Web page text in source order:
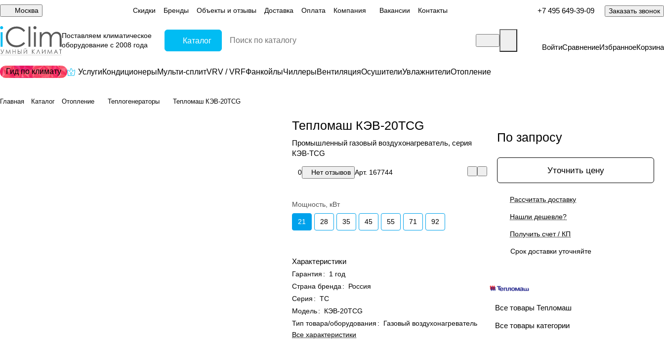
Москва Скидки Бренды Объекты и отзывы Доставка Оплата Компания Вакансии Контакты +7 495 649-39-09 Заказать звонок
Поставляем климатическое
оборудование с 2008 года
Каталог
ВойтиСравнениеИзбранноеКорзина
Гид по климату УслугиКондиционерыМульти-сплитVRV / VRFФанкойлыЧиллерыВентиляцияОсушителиУвлажнителиОтопление
Главная Каталог Отопление Теплогенераторы Тепломаш КЭВ-20TCG
Тепломаш КЭВ-20TCG
Промышленный газовый воздухонагреватель, серия
КЭВ-TCG
0 Нет отзывов Арт. 167744
Мощность, кВт
21 28 35 45 55 71 92
Характеристики
Гарантия :
1 год
Страна бренда :
Россия
Серия : TC
Модель:
КЭВ-20TCG
Тип товара/оборудования :
Газовый воздухонагреватель
Все характеристики
По запросу
Уточнить цену
Рассчитать доставку
Нашли дешевле?
Получить счет / КП
Срок доставки уточняйте
Все товары Тепломаш
Все товары категории